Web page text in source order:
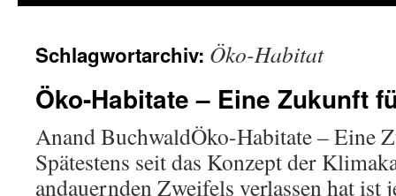
Schlagwortarchiv: Öko-Habitat
Öko-Habitate – Eine Zukunft
Anand BuchwaldÖko-Habitate – Eine
Spätestens seit das Konzept der
andauernden Zweifels verlassen hat ist